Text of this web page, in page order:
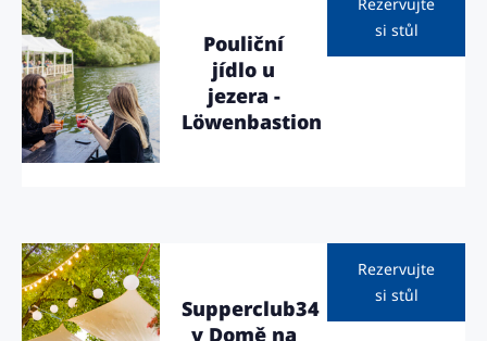
Pouliční
jídlo u
jezera -
Löwenbastion
si stůl
Supperclub34
v Domě na
Rezervujte
si stůl